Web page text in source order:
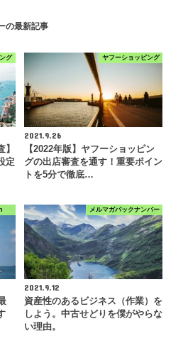
の最新記事
グ
】
定
ヤフーショッピング
2021.9.26
【2022年版】ヤフーショッピン
グの出店審査を通す！重要ポイン
トを5分で徹底…
メルマガバックナンバー
2021.9.12
資産性のあるビジネス（作業）を
しよう。中古せどりを僕がやらな
い理由。